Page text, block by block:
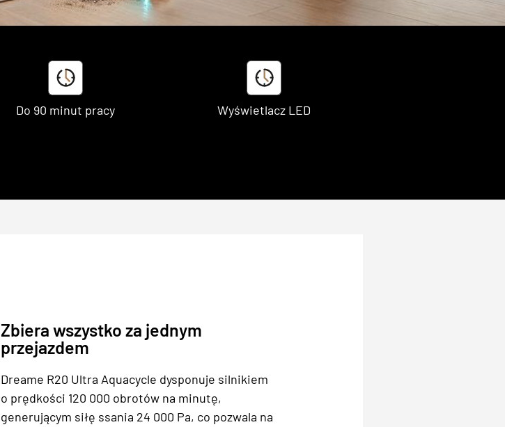
Do 90 minut pracy Wyświetlacz LED
Zbiera wszystko za jednym
przejazdem
Dreame R20 Ultra Aquacycle dysponuje silnikiem
o prędkości 120 000 obrotów na minutę,
generującym siłę ssania 24 000 Pa, co pozwala na